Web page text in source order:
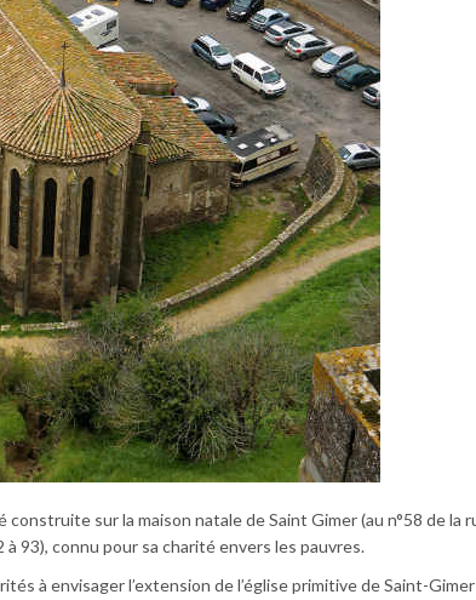
sur la maison natale de Saint Gimer (au n°58 de la
93), connu pour sa charité envers les pauvres.
à envisager l’extension de l’église primitive de Saint-Gimer